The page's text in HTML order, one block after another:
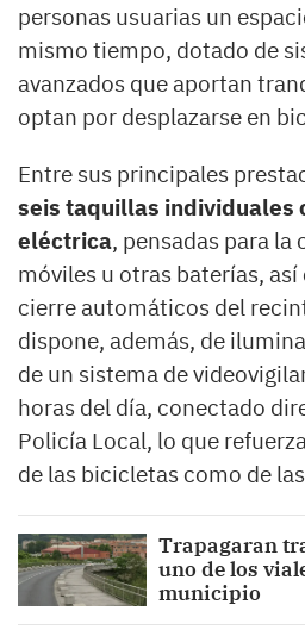
personas usuarias un
mismo tiempo, dotado de
avanzados que aportan
optan por desplazarse en
Entre sus principales
seis taquillas individuales
eléctrica, pensadas para la
móviles u otras baterías,
cierre automáticos del
dispone, además, de
de un sistema de
horas del día, conectado
Policía Local, lo que
de las bicicletas como de
Trapagaran
uno de los
municipio